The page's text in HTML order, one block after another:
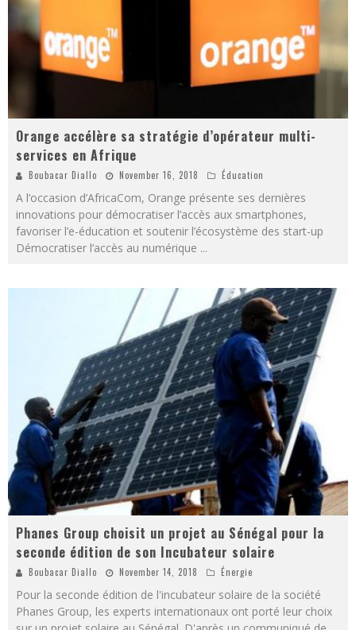
Orange accélère sa stratégie d’opérateur multi-
services en Afrique
Boubacar Diallo November 16, 2018 Éducation
A l’occasion d’AfricaCom, Orange présente ses dernières
innovations pour démocratiser l’accès aux smartphones,
favoriser l’e-éducation et soutenir l’écosystème des start-up
Démocratiser l’accès au numérique ...
Phanes Group choisit un projet au Sénégal pour la
seconde édition de son Incubateur solaire
Boubacar Diallo November 14, 2018 Énergie
Pour la seconde édition de l'incubateur solaire de la société
Phanes Group, les experts internationaux ont porté leur choix